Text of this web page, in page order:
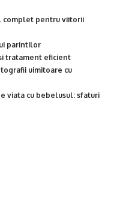
complet pentru viitorii
parintilor
tratament eficient
uimitoare cu
viata cu bebelusul: sfaturi